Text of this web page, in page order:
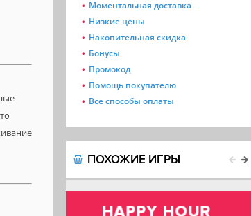
Моментальная доставка
Низкие цены
Накопительная скидка
Бонусы
Промокод
Помощь покупателю
Все способы оплаты
ПОХОЖИЕ ИГРЫ